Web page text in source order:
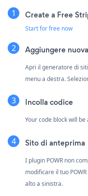
Create a Free
Start for free now
Aggiungere nuova
Apri il generatore di
menu a destra.
Incolla codice
Your code block will
Sito di anteprima
I plugin POWR non
modificare il tuo
alto a sinistra.